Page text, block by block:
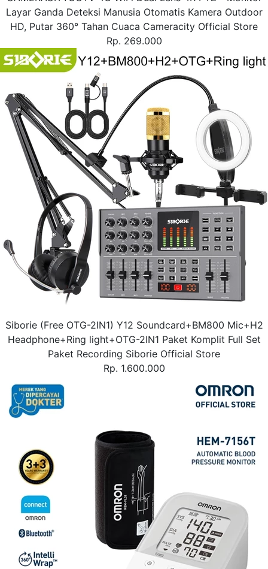
Layar Ganda Deteksi Manusia Otomatis Kamera Outdoor
HD, Putar 360° Tahan Cuaca Cameracity Official Store
Rp. 269.000
Siborie (Free OTG-2IN1) Y12 Soundcard+BM800 Mic+H2
Headphone+Ring light+OTG-2IN1 Paket Komplit Full Set
Paket Recording Siborie Official Store
Rp. 1.600.000